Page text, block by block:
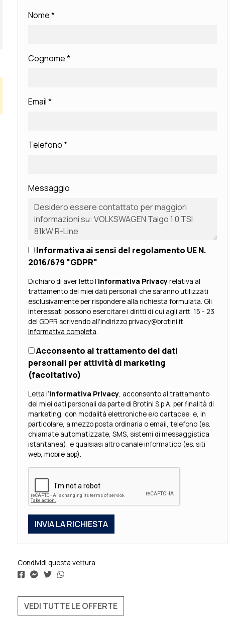
Nome*
Cognome*
Email*
Telefono*
Messaggio
Informativa ai sensi del regolamento UE N.
2016/679 "GDPR"
Dichiaro di aver letto l’Informativa Privacyrelativa al
trattamento dei miei dati personali che saranno utilizzati
esclusivamente per rispondere alla richiesta formulata. Gli
interessati possono esercitare i diritti di cui agli artt. 15 - 23
del GDPR scrivendo all'indirizzo privacy@brotini.it.
Informativa completa.
Acconsento al trattamento dei dati
personali per attività di marketing
(facoltativo)
Letta l’Informativa Privacy, acconsento al trattamento
dei miei dati personali da parte di Brotini S.p.A. per finalità di
marketing, con modalità elettroniche e/o cartacee, e, in
particolare, a mezzo posta ordinaria o email, telefono (es.
chiamate automatizzate, SMS, sistemi di messaggistica
istantanea), e qualsiasi altro canale informatico (es. siti
web, mobile app).
Condividi questa vettura
VEDI TUTTE LE OFFERTE